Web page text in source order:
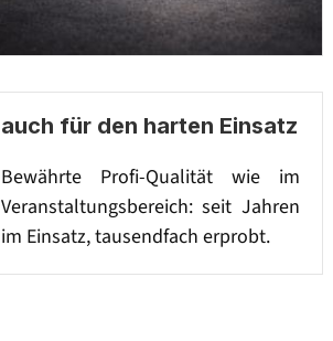
auch für den harten Einsatz
Bewährte Profi-Qualität wie im
Veranstaltungsbereich: seit Jahren
im Einsatz, tausendfach erprobt.